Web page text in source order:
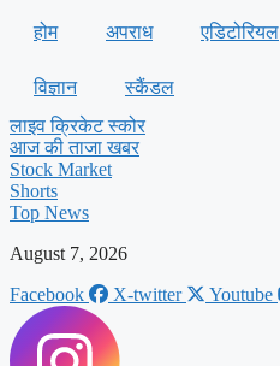
होम अपराध एडिटोरियल
विज्ञान
स्कैंडल
लाइव क्रिकेट स्कोर
आज की ताजा खबर
Stock Market
Shorts
Top News
August 7, 2026
Facebook
X-twitter Youtube